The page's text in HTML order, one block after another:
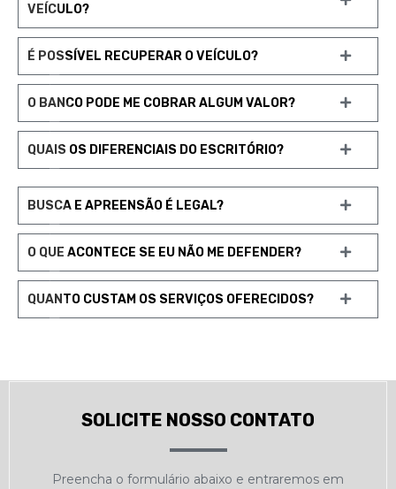
VEÍCULO?
É POSSÍVEL RECUPERAR O VEÍCULO?
O BANCO PODE ME COBRAR ALGUM VALOR?
QUAIS OS DIFERENCIAIS DO ESCRITÓRIO?
BUSCA E APREENSÃO É LEGAL?
O QUE ACONTECE SE EU NÃO ME DEFENDER?
QUANTO CUSTAM OS SERVIÇOS OFERECIDOS?
SOLICITE NOSSO CONTATO
Preencha o formulário abaixo e entraremos em